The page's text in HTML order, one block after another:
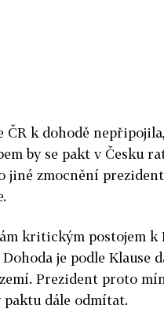
k dohodě
by se pakt v Česku
jiné zmocnění
kritickým postojem k
je podle Klause
Prezident proto
dále odmítat.